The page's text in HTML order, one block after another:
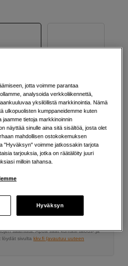
ostoskoriin
257 EUR, todellinen vuosikorko
pysty maksamaan velkaa ajoissa, saatat
saamista. Apua saat kuntasi talous- ja
sivulta kkv.fi (avautuu uuteen
jotta voimme parantaa
analysoida verkkoliikennettä,
yksilöllistä markkinointia. Nämä
ulkopuolisten kumppaneidemme kuten
tietoja markkinoinnin
näyttää sinulle aina sitä sisältöä, josta olet
mahdollisen ostokokemuksen
"Hyväksyn" voimme jatkossakin tarjota
tarjouksia, jotka on räätälöity juuri
milloin tahansa.
Hyväksyn